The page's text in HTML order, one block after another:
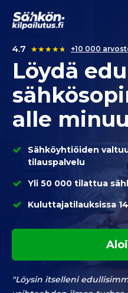
4.7 ★★★★★ +10 000
Löydä
alle
Sähköyhtiöiden
tilauspalvelu
Yli 50 000 tilattua
Kuluttajatilauksissa
"Löysin itselleni